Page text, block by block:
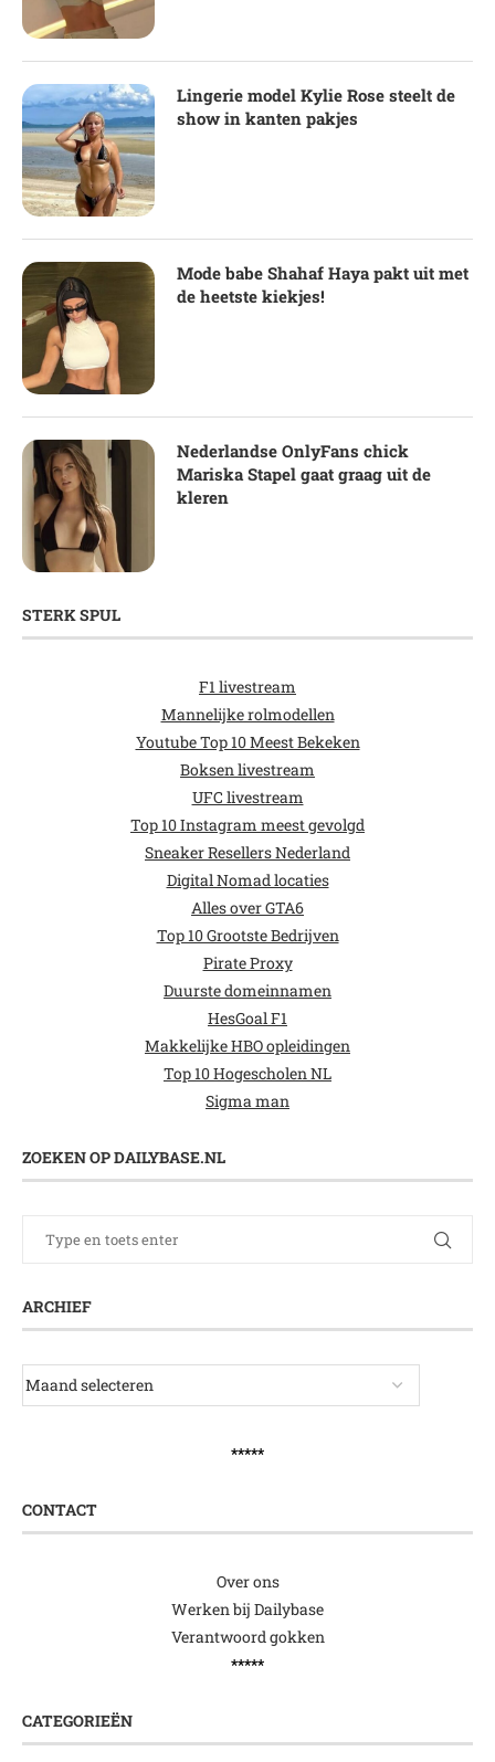
Lingerie model Kylie Rose steelt de
show in kanten pakjes
Mode babe Shahaf Haya pakt uit met
de heetste kiekjes!
Nederlandse OnlyFans chick
Mariska Stapel gaat graag uit de
kleren
STERK SPUL
F1 livestream
Mannelijke rolmodellen
Youtube Top 10 Meest Bekeken
Boksen livestream
UFC livestream
Top 10 Instagram meest gevolgd
Sneaker Resellers Nederland
Digital Nomad locaties
Alles over GTA6
Top 10 Grootste Bedrijven
Pirate Proxy
Duurste domeinnamen
HesGoal F1
Makkelijke HBO opleidingen
Top 10 Hogescholen NL
Sigma man
ZOEKEN OP DAILYBASE.NL
ARCHIEF
*****
CONTACT
Over ons
Werken bij Dailybase
Verantwoord gokken
*****
CATEGORIEËN